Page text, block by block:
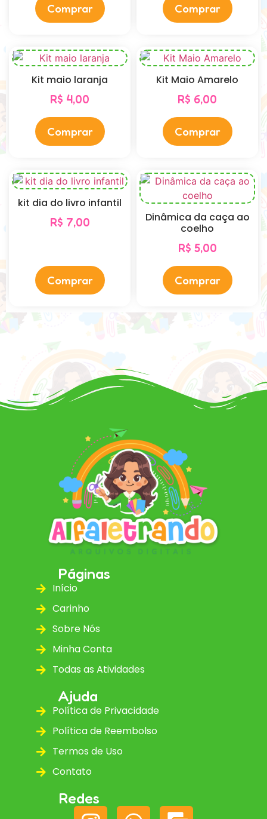
Comprar Comprar
Kit maio laranja
R$ 4,00
Comprar
Kit Maio Amarelo
R$ 6,00
Comprar
kit dia do livro infantil
R$ 7,00
Comprar
Dinâmica da caça ao
coelho
R$ 5,00
Comprar
Páginas
Início
Carinho
Sobre Nós
Minha Conta
Todas as Atividades
Ajuda
Política de Privacidade
Política de Reembolso
Termos de Uso
Contato
Redes